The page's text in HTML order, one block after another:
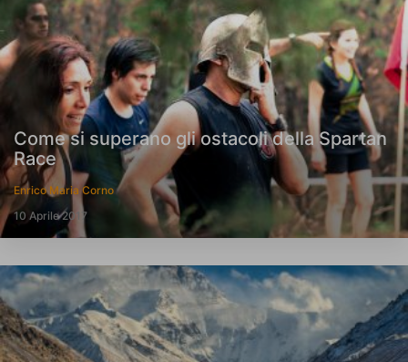
Come si superano gli ostacoli della Spartan
Race
Enrico Maria Corno
10 Aprile 2017